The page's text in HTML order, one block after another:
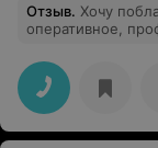
Отзыв. Хочу
оперативное,
пациентам!)